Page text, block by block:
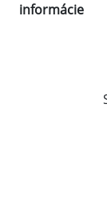
informácie